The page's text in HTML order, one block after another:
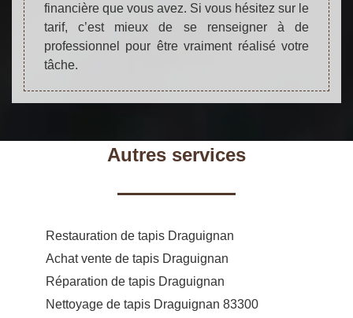
financière que vous avez. Si vous hésitez sur le
tarif, c’est mieux de se renseigner à de
professionnel pour être vraiment réalisé votre
tâche.
Autres services
Restauration de tapis Draguignan
Achat vente de tapis Draguignan
Réparation de tapis Draguignan
Nettoyage de tapis Draguignan 83300